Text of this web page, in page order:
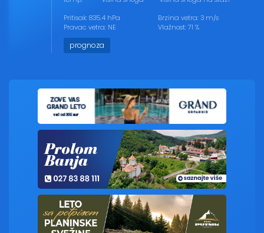
Pritisak: 835.4 hPa
Pravac vetra: NE
Brzina vetra: 3 m/s
Vlažnost: 71 %
prognoza